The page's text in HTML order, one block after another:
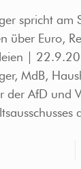
spricht am
über Euro,
|
MdB,
der AfD und